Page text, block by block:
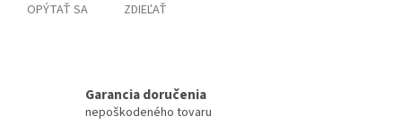
OPÝTAŤ SA ZDIEĽAŤ
Garancia doručenia
nepoškodeného tovaru